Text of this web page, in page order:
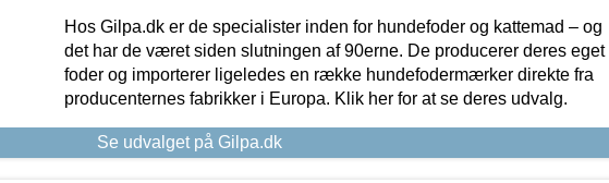
Hos Gilpa.dk er de specialister inden for hundefoder og kattemad – og
det har de været siden slutningen af 90erne. De producerer deres eget
foder og importerer ligeledes en række hundefodermærker direkte fra
producenternes fabrikker i Europa. Klik her for at se deres udvalg.
Se udvalget på Gilpa.dk